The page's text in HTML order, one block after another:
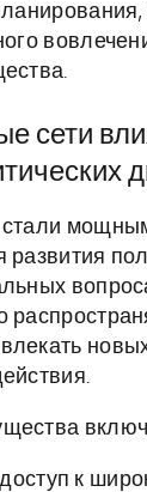
сети
стали
развития
к